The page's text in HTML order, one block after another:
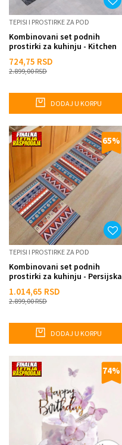
TEPISI I PROSTIRKE ZA POD
Kombinovani set podnih
prostirki za kuhinju - Kitchen
724,75 RSD
2.899,00RSD
DODAJ U KORPU
65%
TEPISI I PROSTIRKE ZA POD
Kombinovani set podnih
prostirki za kuhinju - Persijska
1.014,65 RSD
2.899,00RSD
DODAJ U KORPU
74%